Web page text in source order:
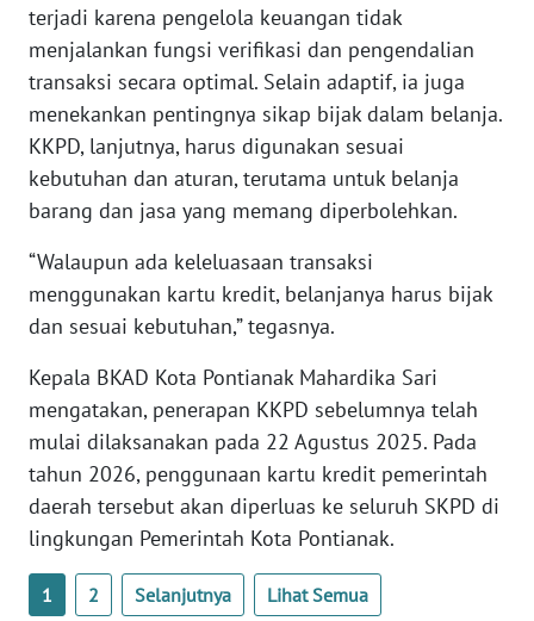
terjadi karena pengelola keuangan tidak
menjalankan fungsi verifikasi dan pengendalian
transaksi secara optimal. Selain adaptif, ia juga
menekankan pentingnya sikap bijak dalam belanja.
KKPD, lanjutnya, harus digunakan sesuai
kebutuhan dan aturan, terutama untuk belanja
barang dan jasa yang memang diperbolehkan.
“Walaupun ada keleluasaan transaksi
menggunakan kartu kredit, belanjanya harus bijak
dan sesuai kebutuhan,” tegasnya.
Kepala BKAD Kota Pontianak Mahardika Sari
mengatakan, penerapan KKPD sebelumnya telah
mulai dilaksanakan pada 22 Agustus 2025. Pada
tahun 2026, penggunaan kartu kredit pemerintah
daerah tersebut akan diperluas ke seluruh SKPD di
lingkungan Pemerintah Kota Pontianak.
1 2 Selanjutnya Lihat Semua
WN
SULBAR
WN
BABEL
SUMBAR
SUMSEL
WN
BENGKULU
WN
LAMPUNG
WN
JATENG